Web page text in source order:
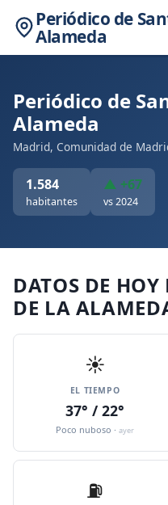
Periódico de
Alameda
Periódico de
Alameda
Madrid, Comunidad de
1.584
habitantes
▲ +67
vs 2024
DATOS DE
DE LA
☀️
EL TIEMPO
37° / 22°
Poco nuboso · ayer
⛽️